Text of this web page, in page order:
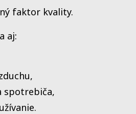
faktor kvality.
aj:
spotrebiča,